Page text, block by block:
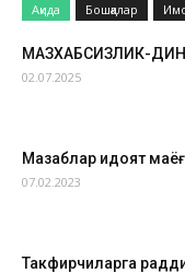
Ақида Бошқалар
МАЗХАБСИЗЛИК-
02.07.2025
Мазҳаблар ҳидоят
07.02.2023
Такфирчиларга